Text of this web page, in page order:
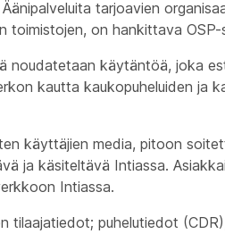
tarjoavien
toimistojen, on hankittava
noudatetaan käytäntöä, joka
kautta kaukopuheluiden ja
käyttäjien media, pitoon
ja käsiteltävä Intiassa.
Intiassa.
tilaajatiedot; puhelutiedot